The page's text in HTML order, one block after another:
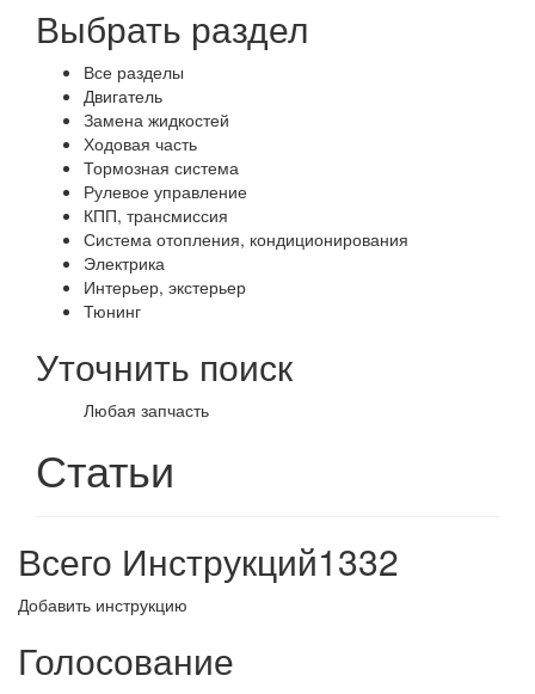
Выбрать раздел
Все разделы
Двигатель
Замена жидкостей
Ходовая часть
Тормозная система
Рулевое управление
КПП, трансмиссия
Система отопления, кондиционирования
Электрика
Интерьер, экстерьер
Тюнинг
Уточнить поиск
Любая запчасть
Статьи
Всего Инструкций1332
Добавить инструкцию
Голосование